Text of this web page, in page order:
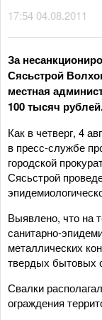
17:54 04.08.2011
За
Сясьстрой
местная
100 тысяч
Как в четверг, 4
в пресс-службе
городской
Сясьстрой
Выявлено, что на
санитарно-
металлических
твердых бытовых
Свалки
ограждения